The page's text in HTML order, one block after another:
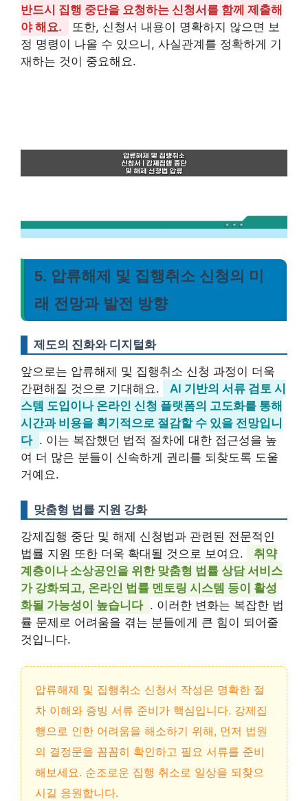
반드시 집행 중단을 요청하는 신청서를 함께 제출해
야 해요.
또한, 신청서 내용이 명확하지 않으면 보
정 명령이 나올 수 있으니, 사실관계를 정확하게 기
재하는 것이 중요해요.
5. 압류해제 및 집행취소 신청의 미
래 전망과 발전 방향
제도의 진화와 디지털화
앞으로는 압류해제 및 집행취소 신청 과정이 더욱
간편해질 것으로 기대해요.
AI 기반의 서류 검토 시
스템 도입이나 온라인 신청 플랫폼의 고도화를 통해
시간과 비용을 획기적으로 절감할 수 있을 전망입니
다 . 이는 복잡했던 법적 절차에 대한 접근성을 높
여 더 많은 분들이 신속하게 권리를 되찾도록 도울
거예요.
맞춤형 법률 지원 강화
강제집행 중단 및 해제 신청법과 관련된 전문적인
법률 지원 또한 더욱 확대될 것으로 보여요.
취약
계층이나 소상공인을 위한 맞춤형 법률 상담 서비스
가 강화되고, 온라인 법률 멘토링 시스템 등이 활성
화될 가능성이 높습니다 . 이러한 변화는 복잡한 법
률 문제로 어려움을 겪는 분들에게 큰 힘이 되어줄
것입니다.
압류해제 및 집행취소 신청서 작성은 명확한 절
차 이해와 증빙 서류 준비가 핵심입니다. 강제집
행으로 인한 어려움을 해소하기 위해, 먼저 법원
의 결정문을 꼼꼼히 확인하고 필요 서류를 준비
해보세요. 순조로운 집행 취소로 일상을 되찾으
시길 응원합니다.